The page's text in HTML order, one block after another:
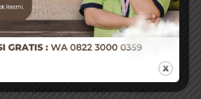
Twitter WhatsApp
#DESAIN RUANG
RUMAH DARI NOL
#JASA